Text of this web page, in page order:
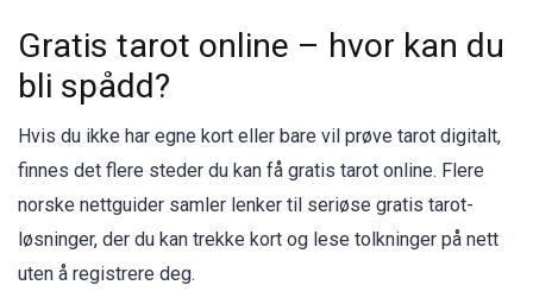
Gratis tarot online – hvor kan du
bli spådd?
Hvis du ikke har egne kort eller bare vil prøve tarot digitalt,
finnes det flere steder du kan få gratis tarot online. Flere
norske nettguider samler lenker til seriøse gratis tarot-
løsninger, der du kan trekke kort og lese tolkninger på nett
uten å registrere deg.